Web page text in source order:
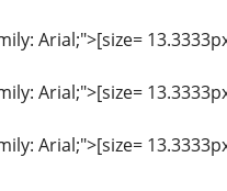
Arial;">[size=
Arial;">[size=
Arial;">[size=